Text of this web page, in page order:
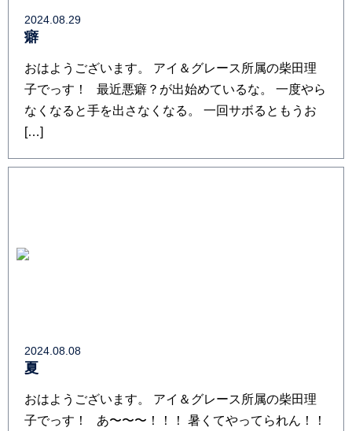
2024.08.29
癖
おはようございます。 アイ＆グレース所属の柴田理
子でっす！ 最近悪癖？が出始めているな。 一度やら
なくなると手を出さなくなる。 一回サボるともうお
[…]
2024.08.08
夏
おはようございます。 アイ＆グレース所属の柴田理
子でっす！ あ〜〜〜！！！ 暑くてやってられん！！